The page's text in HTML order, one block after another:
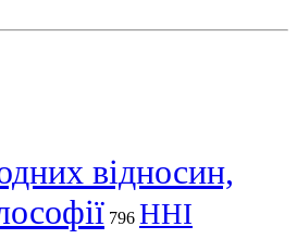
відносин,
796 ННІ